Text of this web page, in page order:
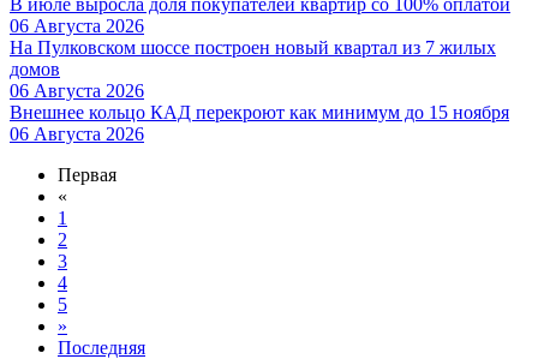
06 Августа 2026
На Пулковском шоссе построен новый квартал из 7 жилых
домов
06 Августа 2026
Внешнее кольцо КАД перекроют как минимум до 15 ноября
06 Августа 2026
Первая
«
1
2
3
4
5
»
Последняя